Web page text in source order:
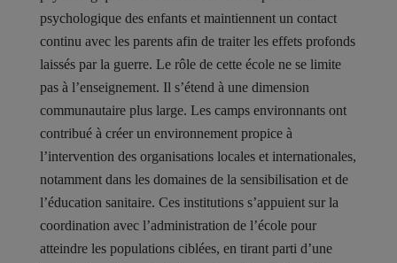
psychologique des enfants et maintiennent un contact
continu avec les parents afin de traiter les effets profonds
laissés par la guerre. Le rôle de cette école ne se limite
pas à l’enseignement. Il s’étend à une dimension
communautaire plus large. Les camps environnants ont
contribué à créer un environnement propice à
l’intervention des organisations locales et internationales,
notamment dans les domaines de la sensibilisation et de
l’éducation sanitaire. Ces institutions s’appuient sur la
coordination avec l’administration de l’école pour
atteindre les populations ciblées, en tirant parti d’une